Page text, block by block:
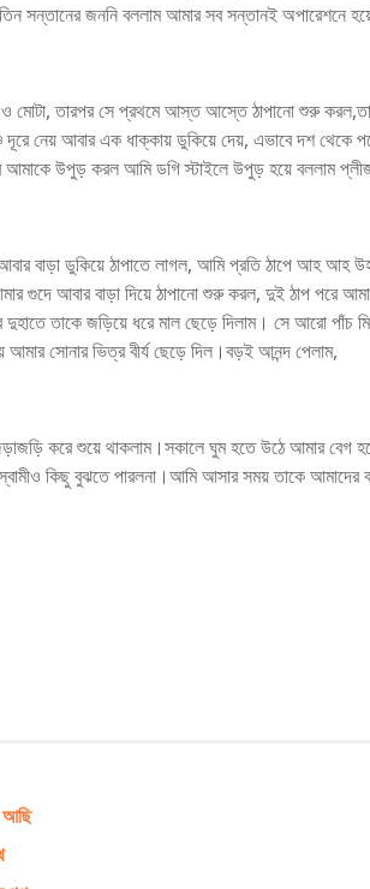
সন্তানের জননি বললাম আমার সব সন্তানই অপারেশনে
ও মোটা, তারপর সে প্রথমে আস্ত আস্তে ঠাপানো শুরু করল,তার
নেয় আবার এক ধাক্কায় ডুকিয়ে দেয়, এভাবে দশ থেকে
উপুড় করল আমি ডগি স্টাইলে উপুড় হয়ে বললাম প্লীজ
বাড়া ডুকিয়ে ঠাপাতে লাগল, আমি প্রতি ঠাপে আহ আহ
গুদে আবার বাড়া দিয়ে ঠাপানো শুরু করল, দুই ঠাপ পরে
তাকে জড়িয়ে ধরে মাল ছেড়ে দিলাম। সে আরো পাঁচ
আমার সোনার ভিত্র বীর্য ছেড়ে দিল।বড়ই আনন্দ পেলাম,
করে শুয়ে থাকলাম।সকালে ঘুম হতে উঠে আমার বেগ
কিছু বুঝতে পারলনা।আমি আসার সময় তাকে আমাদের
আছি